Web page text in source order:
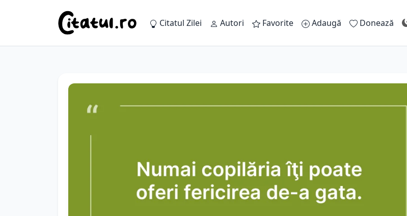
Citatul Zilei Autori Favorite Adaugă Donează